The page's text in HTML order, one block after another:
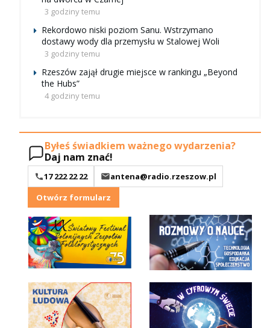
3 godziny temu
Rekordowo niski poziom Sanu. Wstrzymano
dostawy wody dla przemysłu w Stalowej Woli
3 godziny temu
Rzeszów zajął drugie miejsce w rankingu „Beyond
the Hubs”
4 godziny temu
Byłeś świadkiem ważnego wydarzenia?
Daj nam znać!
17 222 22 22
antena@radio.rzeszow.pl
Otwórz formularz